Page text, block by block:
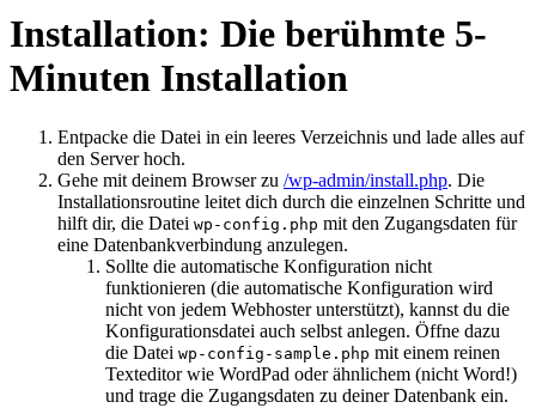
Installation: Die berühmte 5-
Minuten Installation
Entpacke die Datei in ein leeres Verzeichnis und lade alles auf
den Server hoch.
Gehe mit deinem Browser zu /wp-admin/install.php. Die
Installationsroutine leitet dich durch die einzelnen Schritte und
hilft dir, die Datei wp-config.php mit den Zugangsdaten für
eine Datenbankverbindung anzulegen.
Sollte die automatische Konfiguration nicht
funktionieren (die automatische Konfiguration wird
nicht von jedem Webhoster unterstützt), kannst du die
Konfigurationsdatei auch selbst anlegen. Öffne dazu
die Datei wp-config-sample.php mit einem reinen
Texteditor wie WordPad oder ähnlichem (nicht Word!)
und trage die Zugangsdaten zu deiner Datenbank ein.